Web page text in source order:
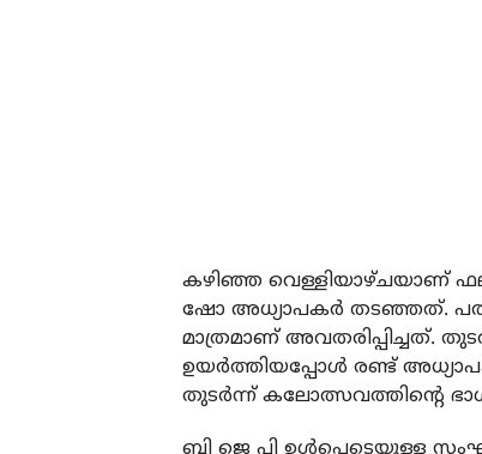
കഴിഞ്ഞ വെള്ളിയാഴ്ചയാണ്
ഷോ അധ്യാപകര്‍ തടഞ്ഞത്.
മാത്രമാണ് അവതരിപ്പിച്ചത്.
ഉയര്‍ത്തിയപ്പോള്‍ രണ്ട്
തുടര്‍ന്ന് കലോത്സവത്തിന്റെ
ബി ജെ പി ഉള്‍പ്പെടെയുള്ള